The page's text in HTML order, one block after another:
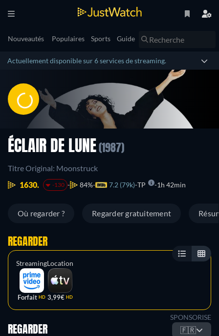
Nouveautés Populaires Sports Guide
Actuellement disponible sur 6 services de streaming.
ÉCLAIR DE LUNE (1987)
Titre Original: Moonstruck
1630.
-130 84% 7.2 (79k) TP 1h 42min
Où regarder ? Regarder gratuitement
REGARDER
Streaming
Forfait HD
Location
3,99€ HD
SPONSORISE
REGARDER 🇫🇷